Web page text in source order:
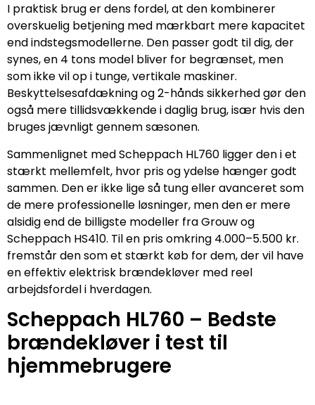
I praktisk brug er dens fordel, at den kombinerer
overskuelig betjening med mærkbart mere kapacitet
end indstegsmodellerne. Den passer godt til dig, der
synes, en 4 tons model bliver for begrænset, men
som ikke vil op i tunge, vertikale maskiner.
Beskyttelsesafdækning og 2-hånds sikkerhed gør den
også mere tillidsvækkende i daglig brug, især hvis den
bruges jævnligt gennem sæsonen.
Sammenlignet med Scheppach HL760 ligger den i et
stærkt mellemfelt, hvor pris og ydelse hænger godt
sammen. Den er ikke lige så tung eller avanceret som
de mere professionelle løsninger, men den er mere
alsidig end de billigste modeller fra Grouw og
Scheppach HS410. Til en pris omkring 4.000–5.500 kr.
fremstår den som et stærkt køb for dem, der vil have
en effektiv elektrisk brændekløver med reel
arbejdsfordel i hverdagen.
Scheppach HL760 – Bedste
brændekløver i test til
hjemmebrugere